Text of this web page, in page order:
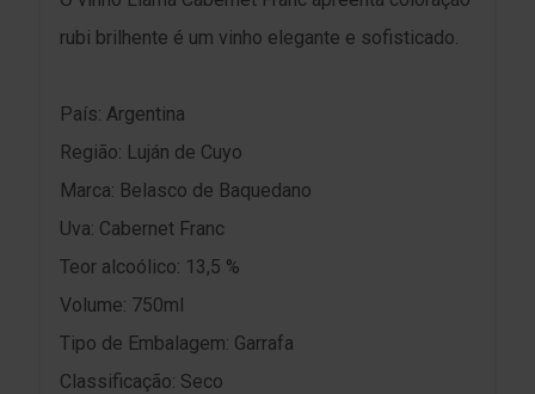
rubi brilhente é um vinho elegante e sofisticado.
País: Argentina
Região: Luján de Cuyo
Marca: Belasco de Baquedano
Uva: Cabernet Franc
Teor alcoólico: 13,5 %
Volume: 750ml
Tipo de Embalagem: Garrafa
Classificação: Seco